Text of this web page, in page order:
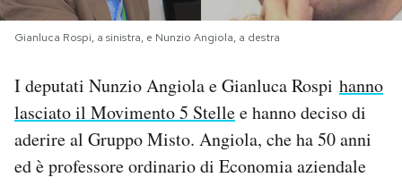
SHOP
CALENDARIO
Gianluca Rospi, a sinistra, e Nunzio Angiola, a destra
I deputati Nunzio Angiola e Gianluca Rospi hanno
lasciato il Movimento 5 Stellee hanno deciso di
aderire al Gruppo Misto. Angiola, che ha 50 anni
ed è professore ordinario di Economia aziendale